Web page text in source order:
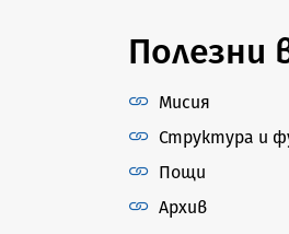
Полезни
Мисия
Структура и
Пощи
Архив